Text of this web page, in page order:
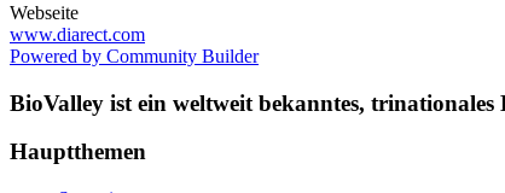
Webseite
www.diarect.com
Powered by Community Builder
BioValley ist ein weltweit bekanntes,
Hauptthemen